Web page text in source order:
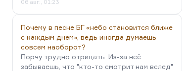
06 авг., 01:23
Почему в песне БГ «небо становится ближе
с каждым днем», ведь иногда думаешь
совсем наоборот?
Порчу трудно отрицать. Из-за неё
забываешь, что "кто-то смотрит нам вслед"